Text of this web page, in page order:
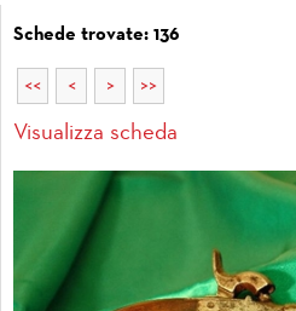
Schede trovate: 136
<< < > >>
Visualizza scheda